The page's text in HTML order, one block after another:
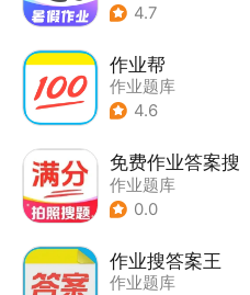
4.7
作业帮
作业题库
4.6
免费作业答案搜
作业题库
0.0
作业搜答案王
作业题库